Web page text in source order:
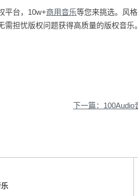
平台，10w+商用音乐等您来挑选。风
需担忧版权问题获得高质量的版权音乐